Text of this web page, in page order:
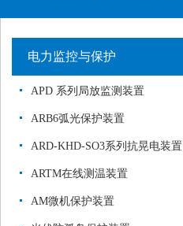
电力监控与保护
APD 系列局放监测装置
ARB6弧光保护装置
ARD-KHD-SO3系列抗晃电装置
ARTM在线测温装置
AM微机保护装置